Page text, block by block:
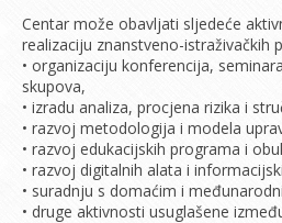
Centar može obavljati sljedeće
realizaciju znanstveno-istraživačkih
• organizaciju konferencija,
skupova,
• izradu analiza, procjena rizika i
• razvoj metodologija i modela
• razvoj edukacijskih programa i
• razvoj digitalnih alata i
• suradnju s domaćim i
• druge aktivnosti usuglašene